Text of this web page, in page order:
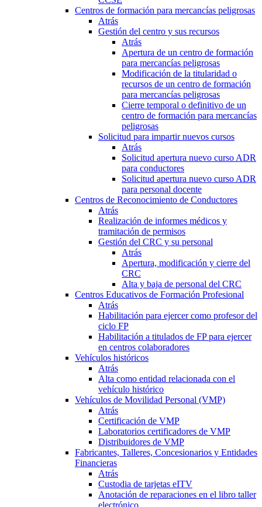
Centros de formación para mercancías peligrosas
Atrás
Gestión del centro y sus recursos
Atrás
Apertura de un centro de formación
para mercancías peligrosas
Modificación de la titularidad o
recursos de un centro de formación
para mercancías peligrosas
Cierre temporal o definitivo de un
centro de formación para mercancías
peligrosas
Solicitud para impartir nuevos cursos
Atrás
Solicitud apertura nuevo curso ADR
para conductores
Solicitud apertura nuevo curso ADR
para personal docente
Centros de Reconocimiento de Conductores
Atrás
Realización de informes médicos y
tramitación de permisos
Gestión del CRC y su personal
Atrás
Apertura, modificación y cierre del
CRC
Alta y baja de personal del CRC
Centros Educativos de Formación Profesional
Atrás
Habilitación para ejercer como profesor del
ciclo FP
Habilitación a titulados de FP para ejercer
en centros colaboradores
Vehículos históricos
Atrás
Alta como entidad relacionada con el
vehículo histórico
Vehículos de Movilidad Personal (VMP)
Atrás
Certificación de VMP
Laboratorios certificadores de VMP
Distribuidores de VMP
Fabricantes, Talleres, Concesionarios y Entidades
Financieras
Atrás
Custodia de tarjetas eITV
Anotación de reparaciones en el libro taller